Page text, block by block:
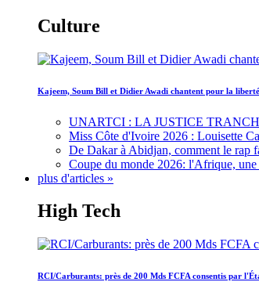
Culture
Kajeem, Soum Bill et Didier Awadi chantent pour la
UNARTCI : LA JUSTICE
Miss Côte d'Ivoire 2026 : Louisette
De Dakar à Abidjan, comment le rap
Coupe du monde 2026: l'Afrique,
plus d'articles »
High Tech
RCI/Carburants: près de 200 Mds FCFA consentis par